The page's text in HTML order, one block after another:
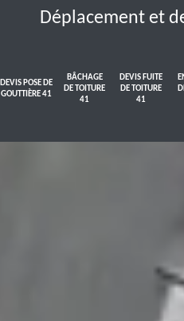
Déplacement et
DEVIS POSE DE
GOUTTIÈRE 41
BÂCHAGE
DE TOITURE
41
DEVIS FUITE
DE TOITURE
41